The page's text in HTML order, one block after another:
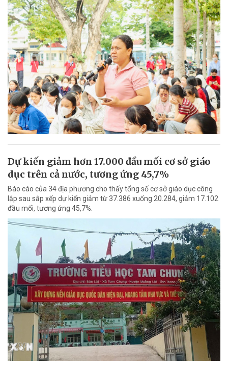
Dự kiến giảm hơn 17.000 đầu mối cơ sở giáo
dục trên cả nước, tương ứng 45,7%
Báo cáo của 34 địa phương cho thấy tổng số cơ sở giáo dục công
lập sau sắp xếp dự kiến giảm từ 37.386 xuống 20.284, giảm 17.102
đầu mối, tương ứng 45,7%.